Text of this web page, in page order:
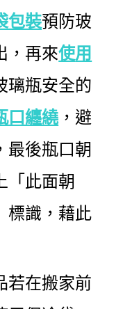
包裝預防玻
，再來使用
璃瓶安全的
口纏繞，避
最後瓶口朝
「此面朝
標識，藉此
若在搬家前